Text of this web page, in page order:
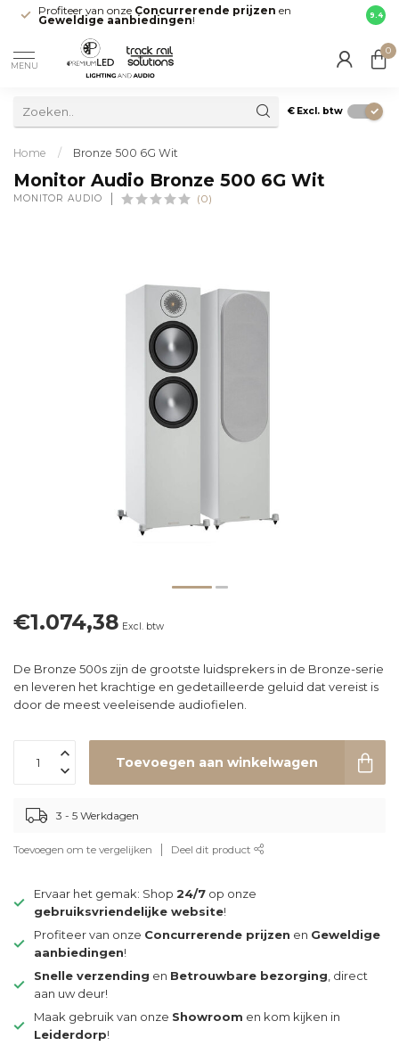
Profiteer van onze Concurrerende prijzen en
Geweldige aanbiedingen! direct
9.4
MENU
0
€ Excl. btw
Home / Bronze 500 6G Wit
Monitor Audio Bronze 500 6G Wit
MONITOR AUDIO (0)
€1.074,38 Excl. btw
De Bronze 500s zijn de grootste luidsprekers in de Bronze-serie
en leveren het krachtige en gedetailleerde geluid dat vereist is
door de meest veeleisende audiofielen.
Toevoegen aan winkelwagen
3 - 5 Werkdagen
Toevoegen om te vergelijken Deel dit product
Ervaar het gemak: Shop 24/7 op onze
gebruiksvriendelijke website!
Profiteer van onze Concurrerende prijzen en Geweldige
aanbiedingen!
Snelle verzending en Betrouwbare bezorging , direct
aan uw deur!
Maak gebruik van onze Showroom en kom kijken in
Leiderdorp!